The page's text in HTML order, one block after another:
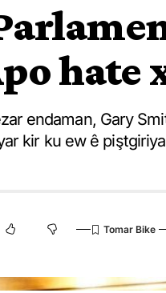
hate
endaman, Gary
kir ku ew ê